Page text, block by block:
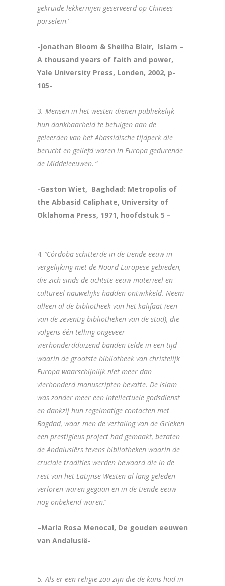
gekruide lekkernijen geserveerd op Chinees
porselein.’
-Jonathan Bloom & Sheilha Blair, Islam –
A thousand years of faith and power,
Yale University Press, Londen, 2002, p-
105-
3. Mensen in het westen dienen publiekelijk
hun dankbaarheid te betuigen aan de
geleerden van het Abassidische tijdperk die
berucht en geliefd waren in Europa gedurende
de Middeleeuwen. “
-Gaston Wiet, Baghdad: Metropolis of
the Abbasid Caliphate, University of
Oklahoma Press, 1971, hoofdstuk 5 –
4. ‘’Córdoba schitterde in de tiende eeuw in
vergelijking met de Noord-Europese gebieden,
die zich sinds de achtste eeuw materieel en
cultureel nauwelijks hadden ontwikkeld. Neem
alleen al de bibliotheek van het kalifaat (een
van de zeventig bibliotheken van de stad), die
volgens één telling ongeveer
vierhonderdduizend banden telde in een tijd
waarin de grootste bibliotheek van christelijk
Europa waarschijnlijk niet meer dan
vierhonderd manuscripten bevatte. De islam
was zonder meer een intellectuele godsdienst
en dankzij hun regelmatige contacten met
Bagdad, waar men de vertaling van de Grieken
een prestigieus project had gemaakt, bezaten
de Andalusiërs tevens bibliotheken waarin de
cruciale tradities werden bewaard die in de
rest van het Latijnse Westen al lang geleden
verloren waren gegaan en in de tiende eeuw
nog onbekend waren.’’
–María Rosa Menocal, De gouden eeuwen
van Andalusië-
5. Als er een religie zou zijn die de kans had in